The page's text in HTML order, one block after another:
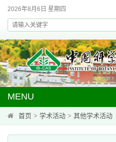
2026年8月6日 星期四
MENU
首页 > 学术活动 > 其他学术活动